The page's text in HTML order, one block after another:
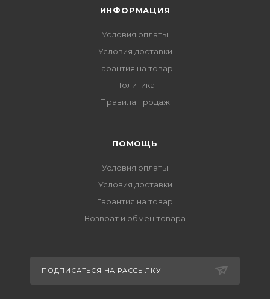
ИНФОРМАЦИЯ
Условия оплаты
Условия доставки
Гарантия на товар
Политика
Правила продаж
ПОМОЩЬ
Условия оплаты
Условия доставки
Гарантия на товар
Возврат и обмен товара
ПОДПИСАТЬСЯ НА РАССЫЛКУ